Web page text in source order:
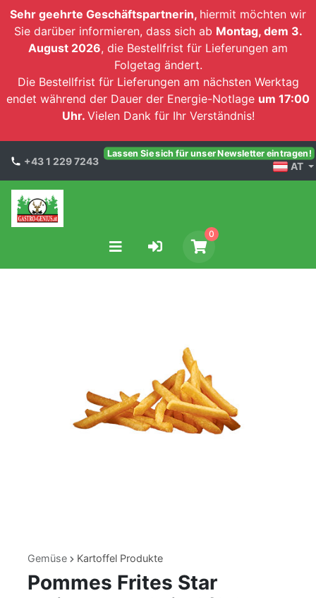
Sehr geehrte Geschäftspartnerin, hiermit möchten wir
Sie darüber informieren, dass sich ab Montag, dem 3.
August 2026, die Bestellfrist für Lieferungen am
Folgetag ändert.
Die Bestellfrist für Lieferungen am nächsten Werktag
endet während der Dauer der Energie-Notlage um 17:00
Uhr. Vielen Dank für Ihr Verständnis!
+43 1 229 7243
Lassen Sie sich für unser Newsletter eintragen!
AT
0
Gemüse Kartoffel Produkte
Pommes Frites Star